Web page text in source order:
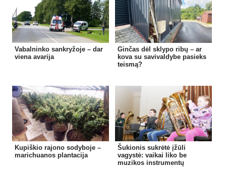
Vabalninko sankryžoje – dar
viena avarija
Ginčas dėl sklypo ribų – ar
kova su savivaldybe pasieks
teismą?
Kupiškio rajono sodyboje –
marichuanos plantacija
Šukionis sukrėtė įžūli
vagystė: vaikai liko be
muzikos instrumentų